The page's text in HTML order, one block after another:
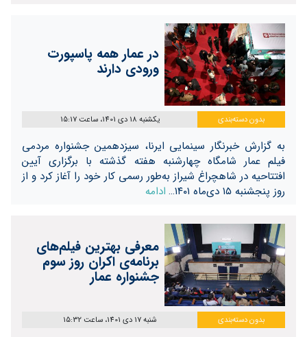
در عمار همه پاسپورت
ورودی دارند
بدون دسته‌بندی یکشنبه 18 دی 1401، ساعت 15:17
به گزارش خبرنگار سینمایی ایرنا، سیزدهمین جشنواره مردمی
فیلم عمار شامگاه چهارشنبه هفته گذشته با برگزاری آیین
افتتاحیه در شاهچراغ شیراز به‌طور رسمی کار خود را آغاز کرد و از
روز پنجشنبه ۱۵ دی‌ماه ۱۴۰۱…
ادامه
معرفی بهترین فیلم‌های
برنامه‌ی اکران روز سوم
جشنواره‌ عمار
بدون دسته‌بندی شنبه 17 دی 1401، ساعت 15:32